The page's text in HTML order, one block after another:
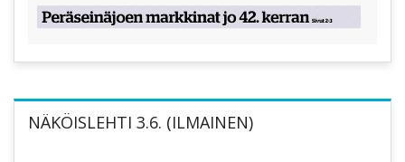
NÄKÖISLEHTI 3.6. (ILMAINEN)